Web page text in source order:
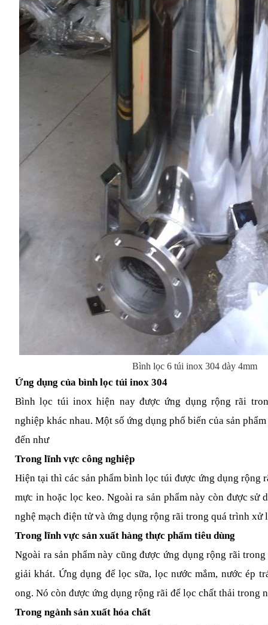
Bình lọc 6 túi inox 304 dày 4mm
Ứng dụng của bình lọc túi inox 304
Bình lọc túi inox hiện nay được ứng dụng rộng rãi
nghiệp khác nhau. Một số ứng dụng phổ biến của sản
đến như
Trong lĩnh vực công nghiệp
Hiện tại thì các sản phẩm bình lọc túi được ứng dụng rộng
mực in hoặc lọc keo. Ngoài ra sản phẩm này còn được sử
nghệ mạch điện tử và ứng dụng rộng rãi trong quá trình xử
Trong lĩnh vực sản xuất hàng thực phẩm tiêu dùng
Ngoài ra sản phẩm này cũng được ứng dụng rộng rãi
giải khát. Ứng dụng để lọc sữa, lọc nước mắm, nước ép
ong. Nó còn được ứng dụng rộng rãi để lọc chất thải trong
Trong ngành sản xuất hóa chất